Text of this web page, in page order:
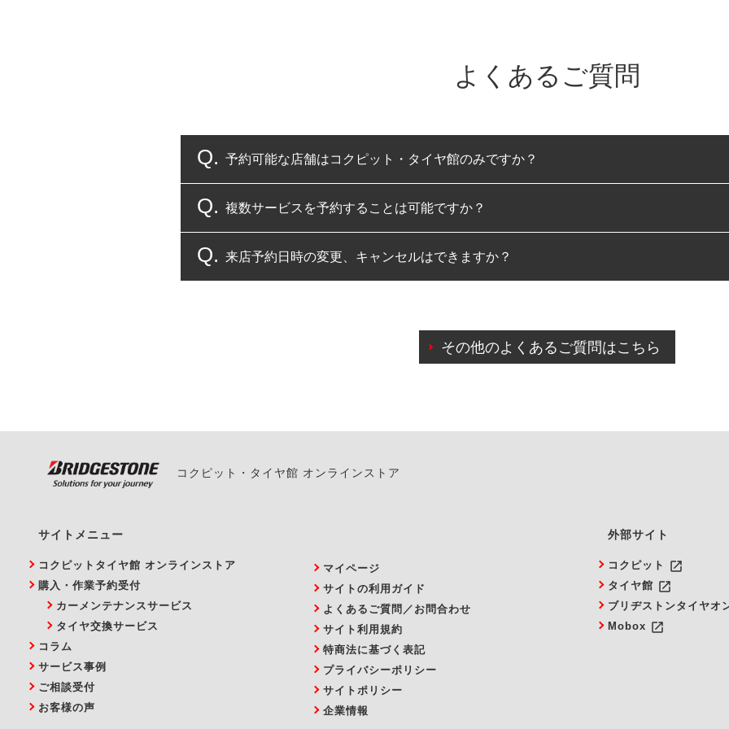
よくあるご質問
予約可能な店舗はコクピット・タイヤ館のみですか？
コクピット・タイヤ館のみとなります。
複数サービスを予約することは可能ですか？
複数サービスのご予約は可能です。
来店予約日時の変更、キャンセルはできますか？
また、やむを得ない事由によりご予約のキャンセルをご希望の際は、直接ご予約いた
その他のよくあるご質問はこちら
コクピット・タイヤ館 オンラインストア
サイトメニュー
コクピットタイヤ館 オンラインストア
購入・作業予約受付
カーメンテナンスサービス
タイヤ交換サービス
コラム
サービス事例
ご相談受付
お客様の声
マイページ
サイトの利用ガイド
よくあるご質問／お問合わせ
サイト利用規約
特商法に基づく表記
プライバシーポリシー
サイトポリシー
企業情報
外部サイト
コクピット launch
タイヤ館 launch
ブリヂストンタイヤオ
Mobox launch